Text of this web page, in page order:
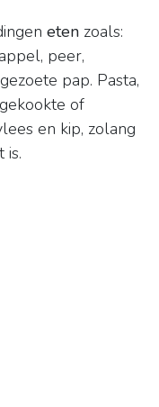
eten zoals:
peer,
pap. Pasta,
of
en kip, zolang
is.